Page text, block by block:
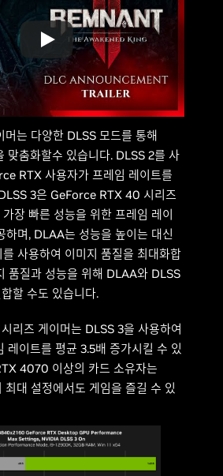
는 다양한 DLSS 모드를 통해
춤화할수 있습니다. DLSS 2를 사
RTX 사용자가 프레임 레이트를
3은 GeForce RTX 40 시리즈
장 빠른 성능을 위한 프레임 레이
하며, DLAA는 성능을 높이는 대신
사용하여 이미지 품질을 최대화합
품질과 성능을 위해 DLAA와 DLSS
할 수도 있습니다.
리즈 게이머는 DLSS 3을 사용하여
이트를 평균 3.5배 증가시킬 수 있
4070 이상의 카드 소유자는
대 설정에서도 게임을 즐길 수 있